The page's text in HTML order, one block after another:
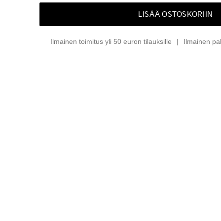
LISÄÄ OSTOSKORIIN
Ilmainen toimitus yli 50 euron tilauksille Ilmainen